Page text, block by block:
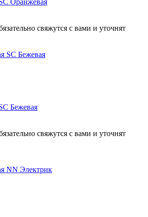
свяжутся с вами и уточнят
Бежевая
свяжутся с вами и уточнят